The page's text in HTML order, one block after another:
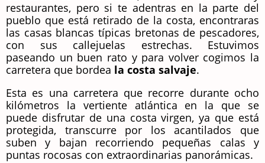
restaurantes, pero si te adentras en la parte del
pueblo que está retirado de la costa, encontraras
las casas blancas típicas bretonas de pescadores,
con sus callejuelas estrechas. Estuvimos
paseando un buen rato y para volver cogimos la
carretera que bordea la costa salvaje.
Esta es una carretera que recorre durante ocho
kilómetros la vertiente atlántica en la que se
puede disfrutar de una costa virgen, ya que está
protegida, transcurre por los acantilados que
suben y bajan recorriendo pequeñas calas y
puntas rocosas con extraordinarias panorámicas.